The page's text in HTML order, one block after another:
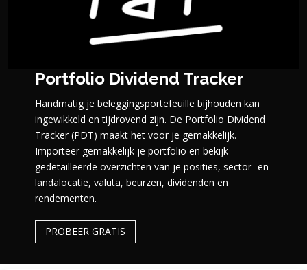
Portfolio Dividend Tracker
Handmatig je beleggingsportefeuille bijhouden kan
ingewikkeld en tijdrovend zijn. De Portfolio Dividend
Tracker (PDT) maakt het voor je gemakkelijk.
Importeer gemakkelijk je portfolio en bekijk
gedetailleerde overzichten van je posities, sector- en
landalocatie, valuta, beurzen, dividenden en
rendementen.
PROBEER GRATIS